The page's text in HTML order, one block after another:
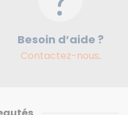
Besoin d’aide ?
Contactez-nous.